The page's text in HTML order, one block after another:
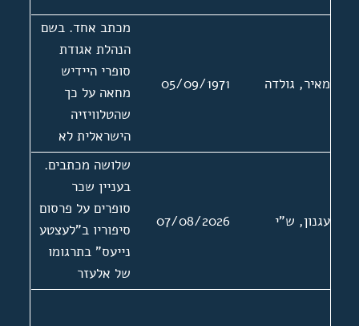
מאיר, גולדה 05/09/1971
מכתב אחד. בשם
הנהלת אגודת
סופרי היידיש
מחאה על כך
שהטלוויזיה
הישראלית לא
משלבת תוכניות
ביידיש
עגנון, ש"י 07/08/2026
שלושה מכתבים.
בעניין שכר
סופרים על פרסום
סיפוריו ב"לעצטע
נייעס" בתרגומו
של אלעזר
רובינשטיין.